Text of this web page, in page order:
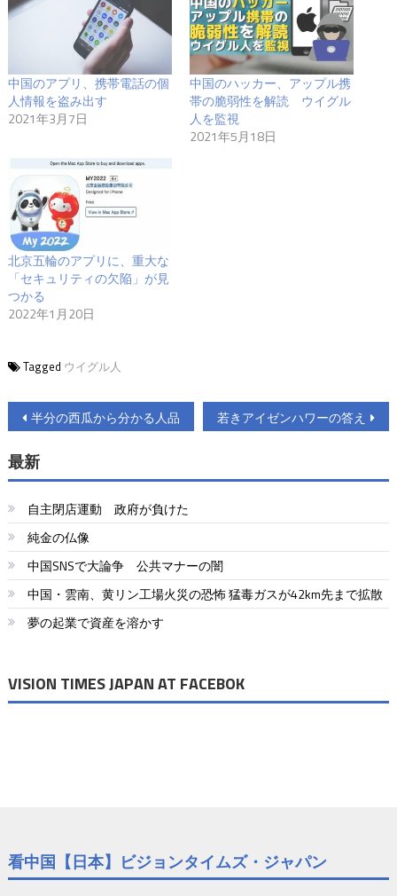
中国のアプリ、携帯電話の個
人情報を盗み出す
2021年3月7日
中国のハッカー、アップル携
帯の脆弱性を解読 ウイグル
人を監視
2021年5月18日
北京五輪のアプリに、重大な
「セキュリティの欠陥」が見
つかる
2022年1月20日
Tagged ウイグル人
投
稿
ナ
ビ
ゲ
ー
シ
ョ
ン
半分の西瓜から分かる人品 若きアイゼンハワーの答え
最新
自主閉店運動 政府が負けた
純金の仏像
中国SNSで大論争 公共マナーの闇
中国・雲南、黄リン工場火災の恐怖 猛毒ガスが42km先まで拡散
夢の起業で資産を溶かす
VISION TIMES JAPAN AT FACEBOK
看中国【日本】ビジョンタイムズ・ジャパン